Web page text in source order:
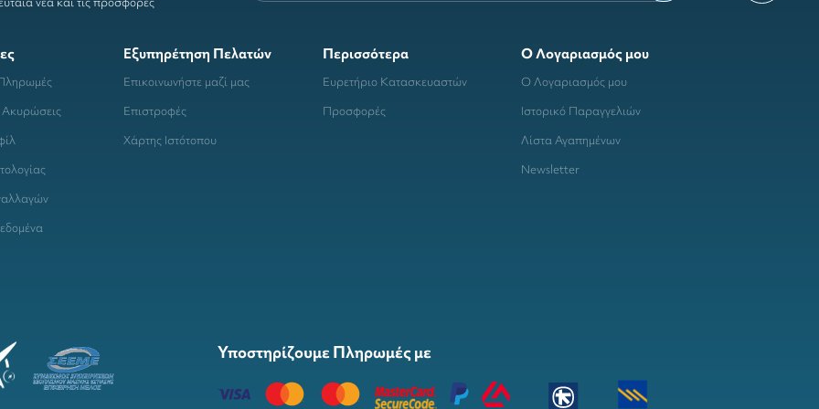
Ακυρώσεις
Εξυπηρέτηση Πελατών
Επικοινωνήστε μαζί μας
Επιστροφές
Χάρτης Ιστότοπου
Περισσότερα
Ευρετήριο Κατασκευαστών
Προσφορές
Ο Λογαριασμός μου
Ο Λογαριασμός μου
Ιστορικό Παραγγελιών
Λίστα Αγαπημένων
Newsletter
Υποστηρίζουμε Πληρωμές με